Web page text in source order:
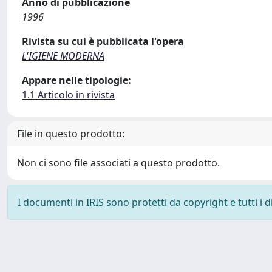
1996
Rivista su cui è pubblicata l'opera
L'IGIENE MODERNA
Appare nelle tipologie:
1.1 Articolo in rivista
File in questo prodotto:
Non ci sono file associati a questo prodotto.
I documenti in IRIS sono protetti da copyright e tutti i